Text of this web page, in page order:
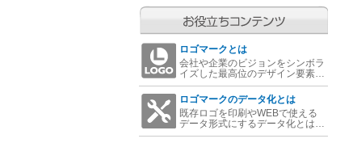
ロゴマークとは
会社や企業のビジョンをシンボラ
イズした最高位のデザイン要素…
ロゴマークのデータ化とは
既存ロゴを印刷やWEBで使える
データ形式にするデータ化とは…